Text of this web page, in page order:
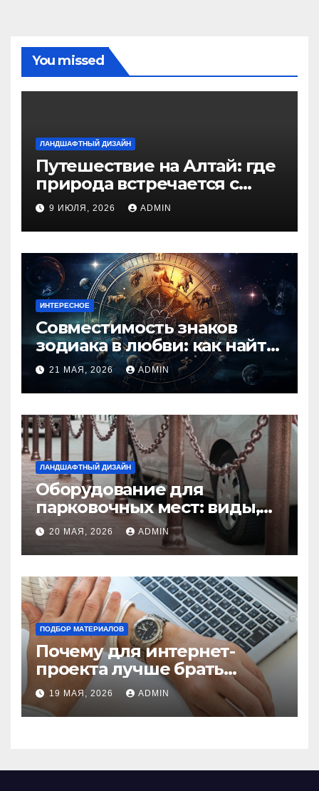
You missed
ЛАНДШАФТНЫЙ ДИЗАЙН
Путешествие на Алтай: где
природа встречается с
духом приключений
9 ИЮЛЯ, 2026 ADMIN
ИНТЕРЕСНОЕ
Совместимость знаков
зодиака в любви: как найти
идеальную пару и
избежать конфликтов
21 МАЯ, 2026 ADMIN
ЛАНДШАФТНЫЙ ДИЗАЙН
Оборудование для
парковочных мест: виды,
функции и нормы
установки
20 МАЯ, 2026 ADMIN
ПОДБОР МАТЕРИАЛОВ
Почему для интернет-
проекта лучше брать
отдельный сервер:
преимущества и ключевые
аспекты
19 МАЯ, 2026 ADMIN